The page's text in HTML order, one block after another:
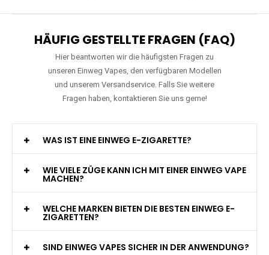
HÄUFIG GESTELLTE FRAGEN (FAQ)
Hier beantworten wir die häufigsten Fragen zu
unseren Einweg Vapes, den verfügbaren Modellen
und unserem Versandservice. Falls Sie weitere
Fragen haben, kontaktieren Sie uns gerne!
WAS IST EINE EINWEG E-ZIGARETTE?
WIE VIELE ZÜGE KANN ICH MIT EINER EINWEG VAPE
MACHEN?
WELCHE MARKEN BIETEN DIE BESTEN EINWEG E-
ZIGARETTEN?
SIND EINWEG VAPES SICHER IN DER ANWENDUNG?